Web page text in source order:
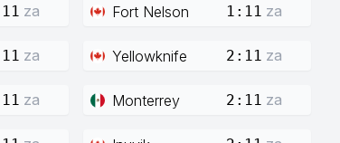
za Fort Nelson 1:11 za
za Yellowknife 2:11 za
za Monterrey 2:11 za